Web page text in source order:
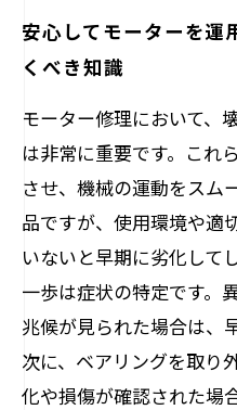
安心してモーターを運
くべき知識
モーター修理において、
は非常に重要です。これ
させ、機械の運動をスム
品ですが、使用環境や適
いないと早期に劣化して
一歩は症状の特定です。
兆候が見られた場合は、
次に、ベアリングを取り
化や損傷が確認された場